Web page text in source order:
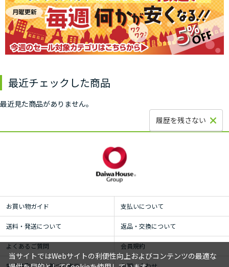
最近チェックした商品
最近見た商品がありません。
履歴を残さない
お買い物ガイド 支払いについて
送料・発送について 返品・交換について
よくあるご質問 会員規約
当サイトではWebサイトの利便性向上およびコンテンツの最適な